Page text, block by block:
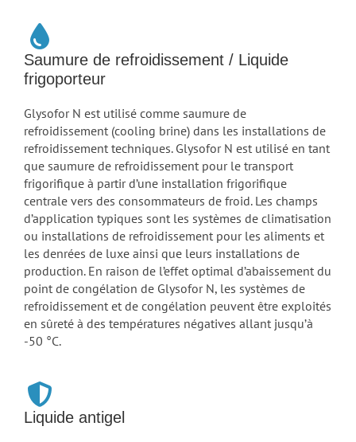
Saumure de refroidissement / Liquide
frigoporteur
Glysofor N est utilisé comme saumure de
refroidissement (cooling brine) dans les installations de
refroidissement techniques. Glysofor N est utilisé en tant
que saumure de refroidissement pour le transport
frigorifique à partir d’une installation frigorifique
centrale vers des consommateurs de froid. Les champs
d’application typiques sont les systèmes de climatisation
ou installations de refroidissement pour les aliments et
les denrées de luxe ainsi que leurs installations de
production. En raison de l’effet optimal d’abaissement du
point de congélation de Glysofor N, les systèmes de
refroidissement et de congélation peuvent être exploités
en sûreté à des températures négatives allant jusqu’à
-50 °C.
Liquide antigel